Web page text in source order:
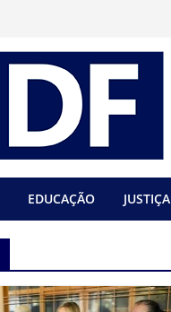
EDUCAÇÃO JUSTIÇA